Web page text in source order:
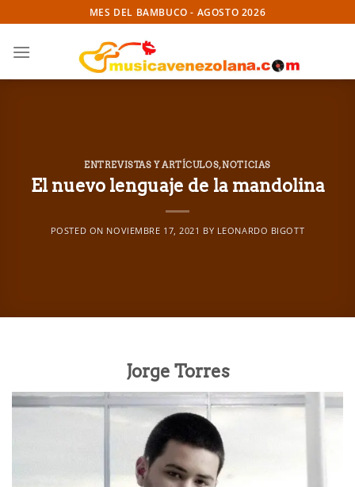
to
content
MES DEL BAMBUCO - AGOSTO 2026
ENTREVISTAS Y ARTÍCULOS,NOTICIAS
El nuevo lenguaje de la mandolina
POSTED ON NOVIEMBRE 17, 2021 BY LEONARDO BIGOTT
Jorge Torres